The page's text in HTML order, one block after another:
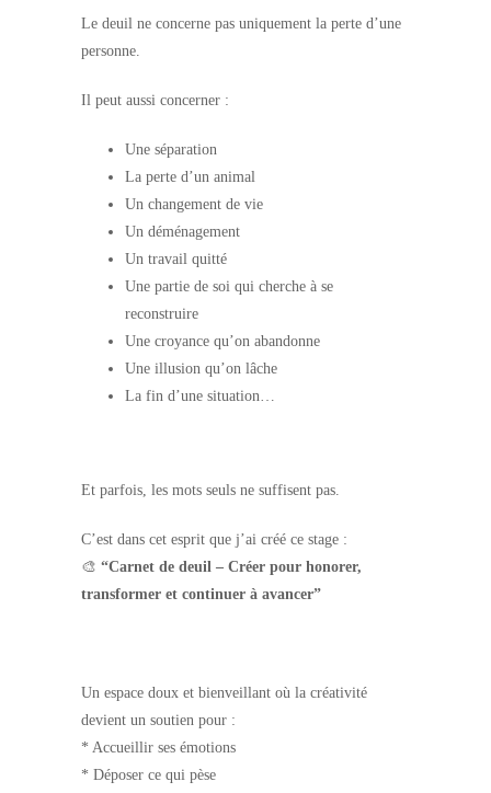
Le deuil ne concerne pas uniquement la perte d’une
personne.
Il peut aussi concerner :
Une séparation
La perte d’un animal
Un changement de vie
Un déménagement
Un travail quitté
Une partie de soi qui cherche à se
reconstruire
Une croyance qu’on abandonne
Une illusion qu’on lâche
La fin d’une situation…
Et parfois, les mots seuls ne suffisent pas.
C’est dans cet esprit que j’ai créé ce stage :
🎨 “Carnet de deuil – Créer pour honorer,
transformer et continuer à avancer”
Un espace doux et bienveillant où la créativité
devient un soutien pour :
* Accueillir ses émotions
* Déposer ce qui pèse